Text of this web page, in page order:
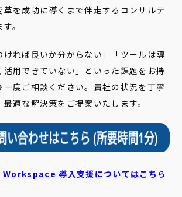
を成功に導くまで伴走するコンサルテ
。
ければ良いか分からない」「ツールは導
用できていない」といった課題をお持
一度ご相談ください。貴社の状況を丁寧
適な解決策をご提案いたします。
導入支援についてはこちら